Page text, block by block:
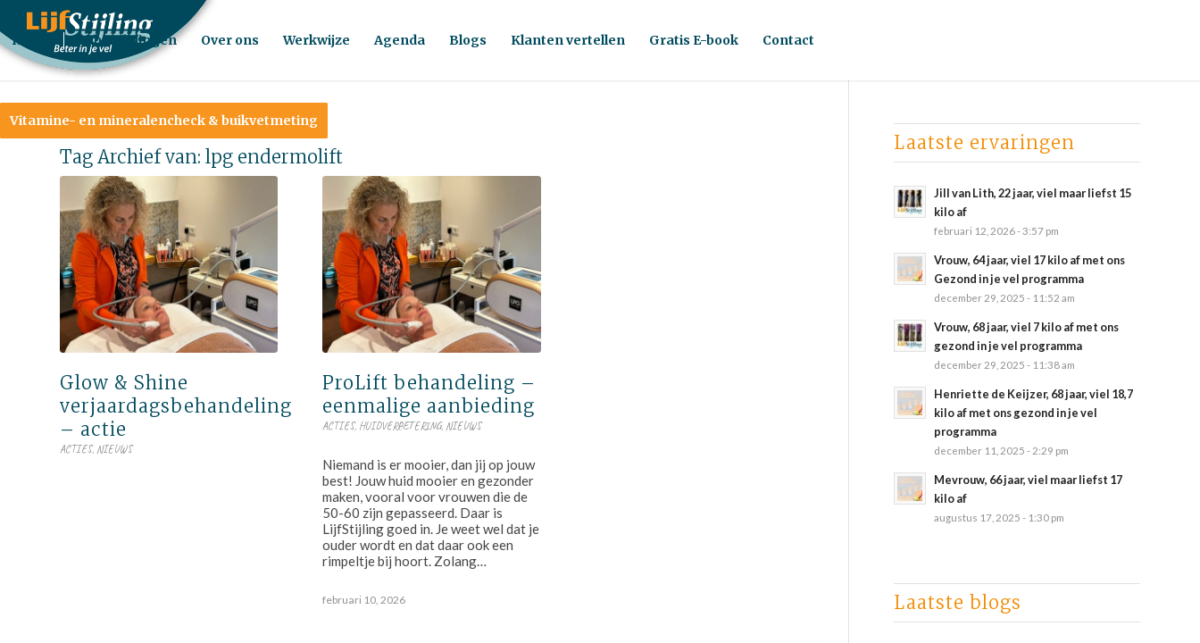
Home Behandelingen Over ons Werkwijze Agenda Blogs Klanten vertellen Gratis E-book Contact
Vitamine- en mineralencheck & buikvetmeting
Tag Archief van: lpg endermolift
Glow & Shine
verjaardagsbehandeling
– actie
ACTIES, NIEUWS
ProLift behandeling –
eenmalige aanbieding
ACTIES, HUIDVERBETERING, NIEUWS
Niemand is er mooier, dan jij op jouw
best! Jouw huid mooier en gezonder
maken, vooral voor vrouwen die de
50-60 zijn gepasseerd. Daar is
LijfStijling goed in. Je weet wel dat je
ouder wordt en dat daar ook een
rimpeltje bij hoort. Zolang…
februari 10, 2026
Laatste ervaringen
Jill van Lith, 22 jaar, viel maar liefst 15
kilo af
februari 12, 2026 - 3:57 pm
Vrouw, 64 jaar, viel 17 kilo af met ons
Gezond in je vel programma
december 29, 2025 - 11:52 am
Vrouw, 68 jaar, viel 7 kilo af met ons
gezond in je vel programma
december 29, 2025 - 11:38 am
Henriette de Keijzer, 68 jaar, viel 18,7
kilo af met ons gezond in je vel
programma
december 11, 2025 - 2:29 pm
Mevrouw, 66 jaar, viel maar liefst 17
kilo af
augustus 17, 2025 - 1:30 pm
Laatste blogs